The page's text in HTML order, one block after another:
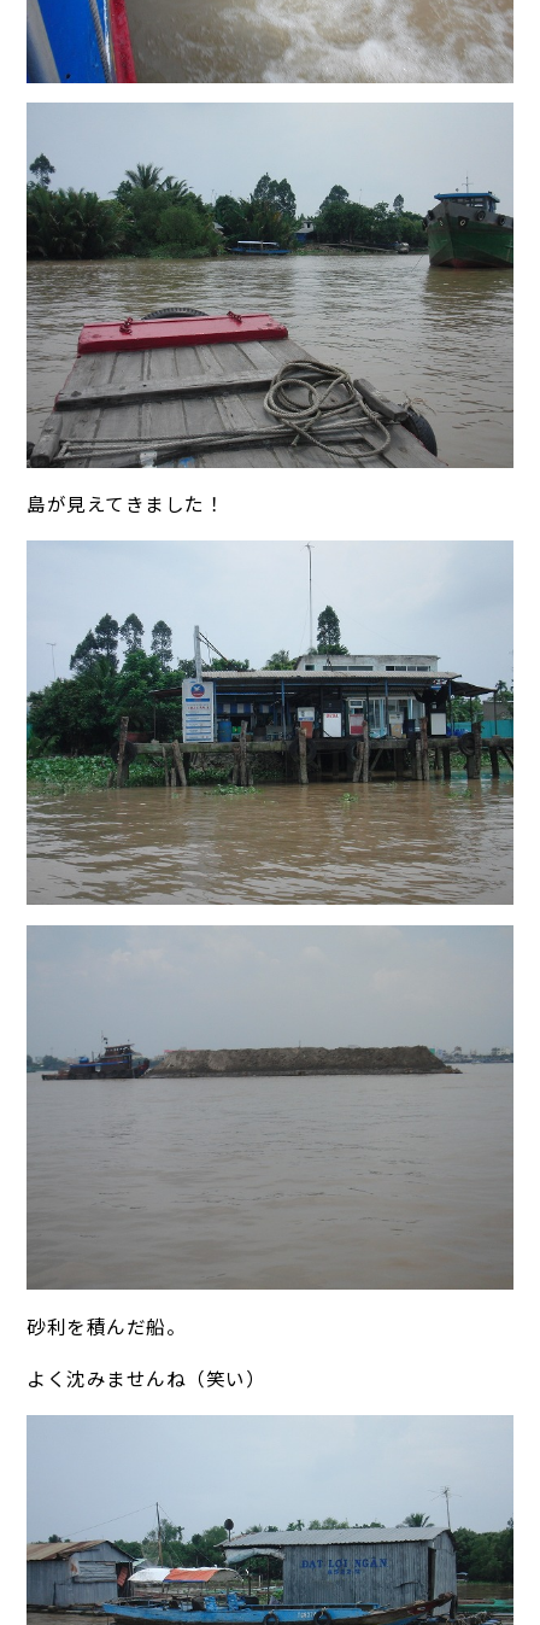
島が見えてきました！
砂利を積んだ船。
よく沈みませんね（笑い）